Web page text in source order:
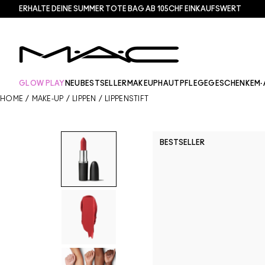
ERHALTE DEINE SUMMER TOTE BAG AB 105CHF EINKAUFSWERT​
GLOW PLAY NEU BESTSELLER MAKEUP HAUTPFLEGEGESCHENKE
HOME / MAKE-UP / LIPPEN / LIPPENSTIFT
BESTSELLER